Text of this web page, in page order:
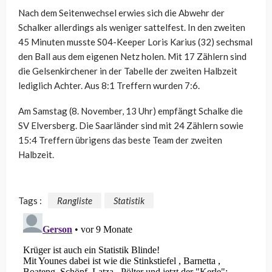
Nach dem Seitenwechsel erwies sich die Abwehr der
Schalker allerdings als weniger sattelfest. In den zweiten
45 Minuten musste S04-Keeper Loris Karius (32) sechsmal
den Ball aus dem eigenen Netz holen. Mit 17 Zählern sind
die Gelsenkirchener in der Tabelle der zweiten Halbzeit
lediglich Achter. Aus 8:1 Treffern wurden 7:6.
Am Samstag (8. November, 13 Uhr) empfängt Schalke die
SV Elversberg. Die Saarländer sind mit 24 Zählern sowie
15:4 Treffern übrigens das beste Team der zweiten
Halbzeit.
Tags : Rangliste Statistik